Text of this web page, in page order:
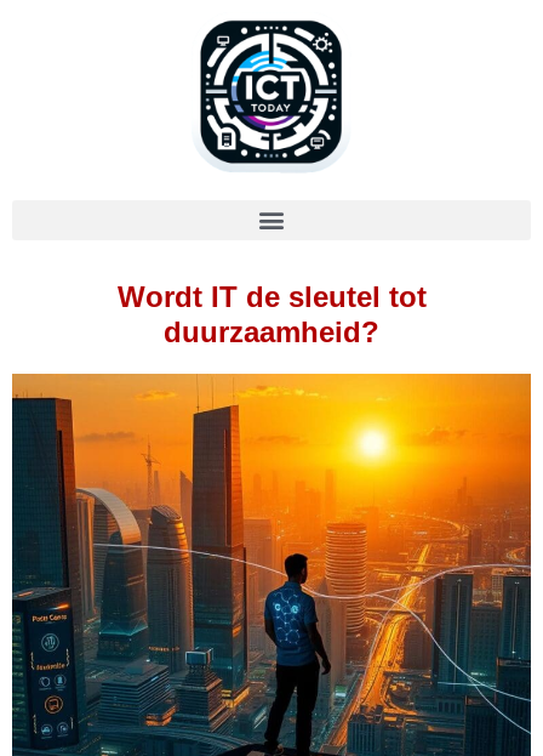
Wordt IT de sleutel tot
duurzaamheid?